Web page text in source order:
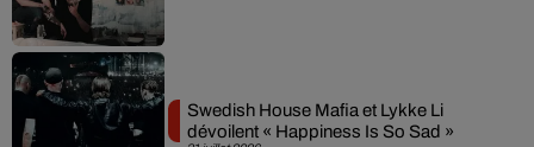
Swedish House Mafia et Lykke Li
dévoilent « Happiness Is So Sad »